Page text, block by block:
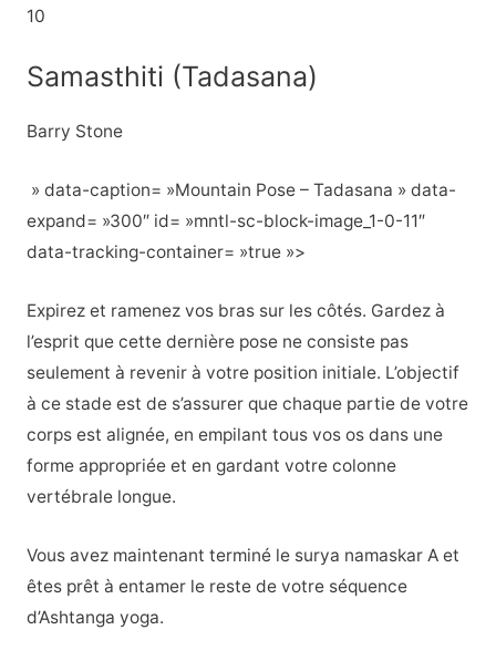
10
Samasthiti (Tadasana)
Barry Stone
» data-caption= »Mountain Pose – Tadasana » data-
expand= »300″ id= »mntl-sc-block-image_1-0-11″
data-tracking-container= »true »>
Expirez et ramenez vos bras sur les côtés. Gardez à
l’esprit que cette dernière pose ne consiste pas
seulement à revenir à votre position initiale. L’objectif
à ce stade est de s’assurer que chaque partie de votre
corps est alignée, en empilant tous vos os dans une
forme appropriée et en gardant votre colonne
vertébrale longue.
Vous avez maintenant terminé le surya namaskar A et
êtes prêt à entamer le reste de votre séquence
d’Ashtanga yoga.